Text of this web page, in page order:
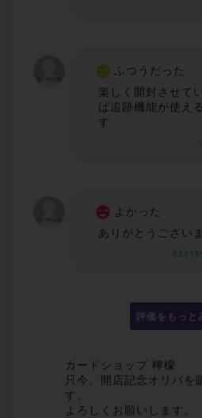
ふつうだった
楽しく開封させて
ば追跡機能が使え
す
よかった
ありがとうございま
評価をもっと
カードショップ 檸檬
只今、開店記念オリパを
す。
よろしくお願いします。